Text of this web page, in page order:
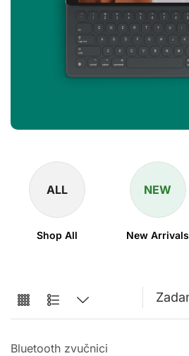
ALL
Shop All
NEW
New Arrivals
Bluetooth zvučnici